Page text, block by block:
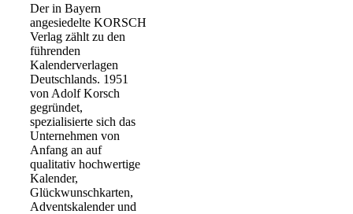
Der in Bayern
angesiedelte KORSCH
Verlag zählt zu den
führenden
Kalenderverlagen
Deutschlands. 1951
von Adolf Korsch
gegründet,
spezialisierte sich das
Unternehmen von
Anfang an auf
qualitativ hochwertige
Kalender,
Glückwunschkarten,
Adventskalender und